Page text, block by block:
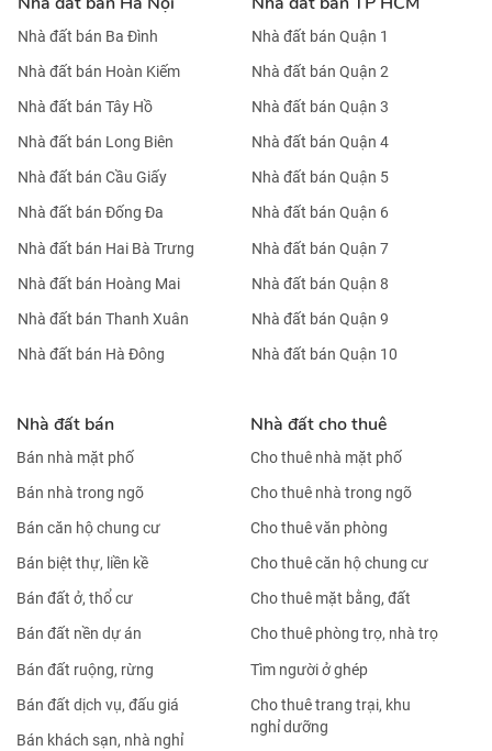
Nhà đất bán Ba Đình
Nhà đất bán Hoàn Kiếm
Nhà đất bán Tây Hồ
Nhà đất bán Long Biên
Nhà đất bán Cầu Giấy
Nhà đất bán Đống Đa
Nhà đất bán Hai Bà Trưng
Nhà đất bán Hoàng Mai
Nhà đất bán Thanh Xuân
Nhà đất bán Hà Đông
Nhà đất bán Quận 1
Nhà đất bán Quận 2
Nhà đất bán Quận 3
Nhà đất bán Quận 4
Nhà đất bán Quận 5
Nhà đất bán Quận 6
Nhà đất bán Quận 7
Nhà đất bán Quận 8
Nhà đất bán Quận 9
Nhà đất bán Quận 10
Nhà đất bán
Bán nhà mặt phố
Bán nhà trong ngõ
Bán căn hộ chung cư
Bán biệt thự, liền kề
Bán đất ở, thổ cư
Bán đất nền dự án
Bán đất ruộng, rừng
Bán đất dịch vụ, đấu giá
Bán khách sạn, nhà nghỉ
Nhà đất cho thuê
Cho thuê nhà mặt phố
Cho thuê nhà trong ngõ
Cho thuê văn phòng
Cho thuê căn hộ chung cư
Cho thuê mặt bằng, đất
Cho thuê phòng trọ, nhà trọ
Tìm người ở ghép
Cho thuê trang trại, khu
nghỉ dưỡng